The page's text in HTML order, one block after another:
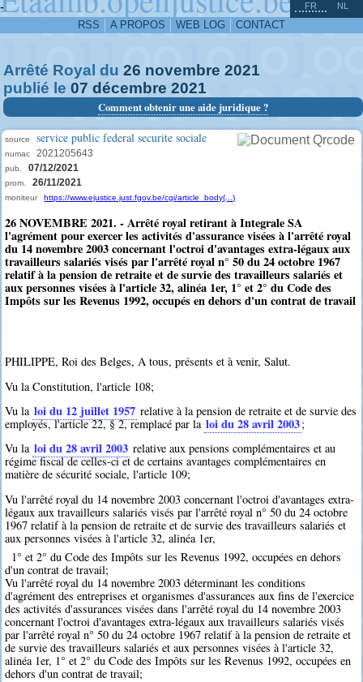
-
RSS A PROPOS WEB LOG CONTACT
FR NL
Arrêté Royal du 26 novembre 2021
publié le 07 décembre 2021
Comment obtenir une aide juridique ?
source service public federal securite sociale
numac 2021205643
pub. 07/12/2021
prom. 26/11/2021
moniteur https://www.ejustice.just.fgov.be/cgi/article_body(...)
26 NOVEMBRE 2021. - Arrêté royal retirant à Integrale SA
l'agrément pour exercer les activités d'assurance visées à l'arrêté royal
du 14 novembre 2003 concernant l'octroi d'avantages extra-légaux aux
travailleurs salariés visés par l'arrêté royal n° 50 du 24 octobre 1967
relatif à la pension de retraite et de survie des travailleurs salariés et
aux personnes visées à l'article 32, alinéa 1er, 1° et 2° du Code des
Impôts sur les Revenus 1992, occupés en dehors d'un contrat de travail
PHILIPPE, Roi des Belges, A tous, présents et à venir, Salut.
Vu la Constitution, l'article 108;
Vu la loi du 12 juillet 1957 relative à la pension de retraite et de survie des
employés, l'article 22, § 2, remplacé par la loi du 28 avril 2003;
Vu la loi du 28 avril 2003 relative aux pensions complémentaires et au
régime fiscal de celles-ci et de certains avantages complémentaires en
matière de sécurité sociale, l'article 109;
Vu l'arrêté royal du 14 novembre 2003 concernant l'octroi d'avantages extra-
légaux aux travailleurs salariés visés par l'arrêté royal n° 50 du 24 octobre
1967 relatif à la pension de retraite et de survie des travailleurs salariés et
aux personnes visées à l'article 32, alinéa 1er,
1° et 2° du Code des Impôts sur les Revenus 1992, occupées en dehors
d'un contrat de travail;
Vu l'arrêté royal du 14 novembre 2003 déterminant les conditions
d'agrément des entreprises et organismes d'assurances aux fins de l'exercice
des activités d'assurances visées dans l'arrêté royal du 14 novembre 2003
concernant l'octroi d'avantages extra-légaux aux travailleurs salariés visés
par l'arrêté royal n° 50 du 24 octobre 1967 relatif à la pension de retraite et
de survie des travailleurs salariés et aux personnes visées à l'article 32,
alinéa 1er, 1° et 2° du Code des Impôts sur les Revenus 1992, occupées en
dehors d'un contrat de travail;
^